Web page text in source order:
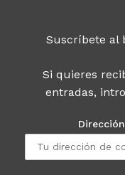
Suscríbete al
Si quieres
entradas,